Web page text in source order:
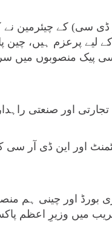
ڈی سی) کے چیئرمین
پرعزم ہیں، چین
پیک منصوبوں میں
اور صنعتی
اور این ڈی آر سی
بورڈ اور چینی ہم
میں وزیرِ اعظم